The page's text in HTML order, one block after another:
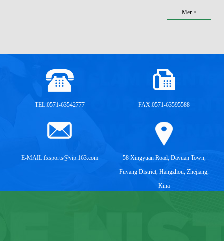
Mer >
TEL:0571-63542777 FAX:0571-63595588
E-MAIL:fxsports@vip.163.com
58 Xingyuan Road, Dayuan Town,
Fuyang District, Hangzhou, Zhejiang,
Kina